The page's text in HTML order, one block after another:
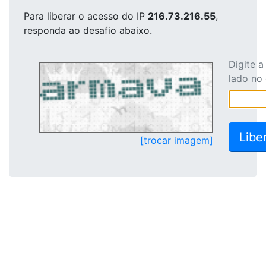
Para liberar o acesso do IP 216.73.216.55,
responda ao desafio abaixo.
[trocar imagem]
Digite
lado no